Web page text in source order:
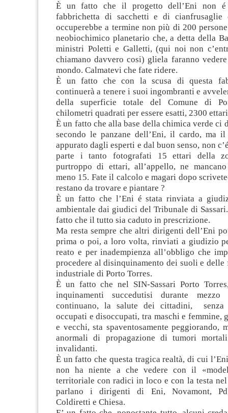
È un fatto che il progetto dell’Eni non
fabbrichetta di sacchetti e di cianfrusaglie
occuperebbe a termine non più di 200
neobiochimico planetario che, a detta della
ministri Poletti e Galletti, (qui noi non
chiamano davvero cosi) gliela faranno
mondo. Calmatevi che fate ridere.
È un fatto che con la scusa di questa
continuerà a tenere i suoi ingombranti e
della superficie totale del Comune di
chilometri quadrati per essere esatti, 2300
È un fatto che alla base della chimica verde ci
secondo le panzane dell’Eni, il cardo, ma
appurato dagli esperti e dal buon senso, non
parte i tanto fotografati 15 ettari della
purtroppo di ettari, all’appello, ne
meno 15. Fate il calcolo e magari dopo
restano da trovare e piantare ?
È un fatto che l’Eni é stata rinviata a
ambientale dai giudici del Tribunale di
fatto che il tutto sia caduto in prescrizione.
Ma resta sempre che altri dirigenti dell’Eni
prima o poi, a loro volta, rinviati a giudizio
reato e per inadempienza all’obbligo che
procedere al disinquinamento dei suoli e delle
industriale di Porto Torres.
È un fatto che nel SIN-Sassari Porto
inquinamenti succedutisi durante
continuano, la salute dei cittadini, senza
occupati e disoccupati, tra maschi e femmine,
e vecchi, sta spaventosamente peggiorando,
anormali di propagazione di tumori
invalidanti.
È un fatto che questa tragica realtà, di cui
non ha niente a che vedere con il
territoriale con radici in loco e con la testa
parlano i dirigenti di Eni, Novamont, Pd,
Coldiretti e Chiesa.